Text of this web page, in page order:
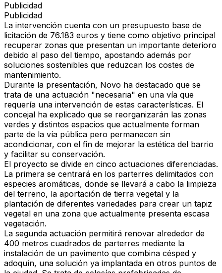
Publicidad
Publicidad
La intervención cuenta con un presupuesto base de
licitación de 76.183 euros y tiene como objetivo principal
recuperar zonas que presentan un importante deterioro
debido al paso del tiempo, apostando además por
soluciones sostenibles que reduzcan los costes de
mantenimiento.
Durante la presentación, Novo ha destacado que se
trata de una actuación "necesaria" en una vía que
requería una intervención de estas características. El
concejal ha explicado que se reorganizarán las zonas
verdes y distintos espacios que actualmente forman
parte de la vía pública pero permanecen sin
acondicionar, con el fin de mejorar la estética del barrio
y facilitar su conservación.
El proyecto se divide en cinco actuaciones diferenciadas.
La primera se centrará en los parterres delimitados con
especies aromáticas, donde se llevará a cabo la limpieza
del terreno, la aportación de tierra vegetal y la
plantación de diferentes variedades para crear un tapiz
vegetal en una zona que actualmente presenta escasa
vegetación.
La segunda actuación permitirá renovar alrededor de
400 metros cuadrados de parterres mediante la
instalación de un pavimento que combina césped y
adoquín, una solución ya implantada en otros puntos de